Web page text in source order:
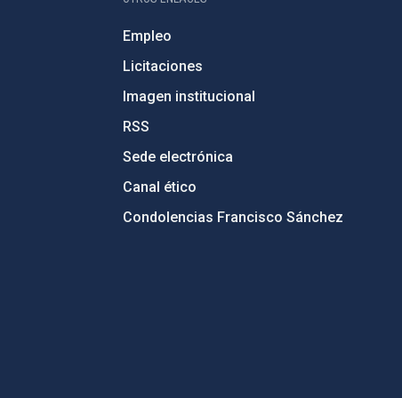
Empleo
Licitaciones
Imagen institucional
RSS
Sede electrónica
Canal ético
Condolencias Francisco Sánchez